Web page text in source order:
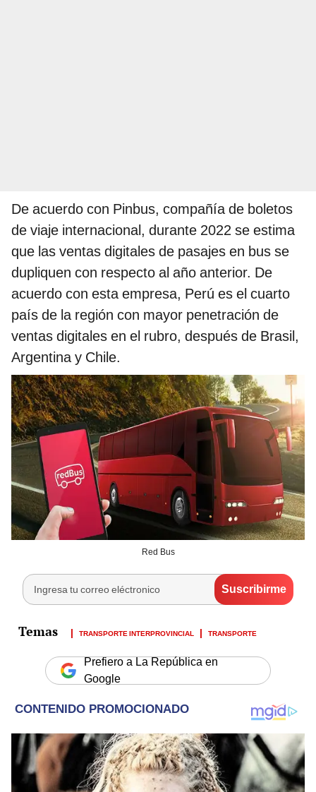
De acuerdo con Pinbus, compañía de boletos
de viaje internacional, durante 2022 se estima
que las ventas digitales de pasajes en bus se
dupliquen con respecto al año anterior. De
acuerdo con esta empresa, Perú es el cuarto
país de la región con mayor penetración de
ventas digitales en el rubro, después de Brasil,
Argentina y Chile.
Red Bus
TRANSPORTE INTERPROVINCIAL TRANSPORTE
Prefiero a La República en
Google